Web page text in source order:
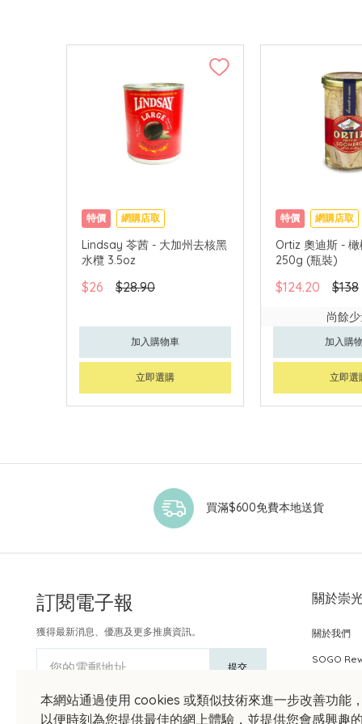
特價 網購店取
Lindsay 苓茜 - 大加州去核黑
水欖 3.5oz
$26 $28.90
加入購物車
立即選購
特價 網購店取
Ortiz 奧迪斯 -
250g (瓶裝)
$124.20 $138
尚餘
加入購
立即選
本網站通過使用 cookies 或類似技術來進一步改善功能
以便時刻為您提供最佳的網上體驗，並提供您會感興趣
買滿$600免費本地送貨
訂閱電子報
獲得最新消息、優惠及更多推廣資訊。
您的電郵地址 提交
關於崇
關於我們
SOGO